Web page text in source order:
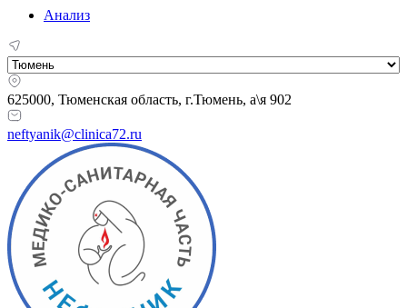
Анализ
625000, Тюменская область, г.Тюмень, а\я 902
neftyanik@clinica72.ru